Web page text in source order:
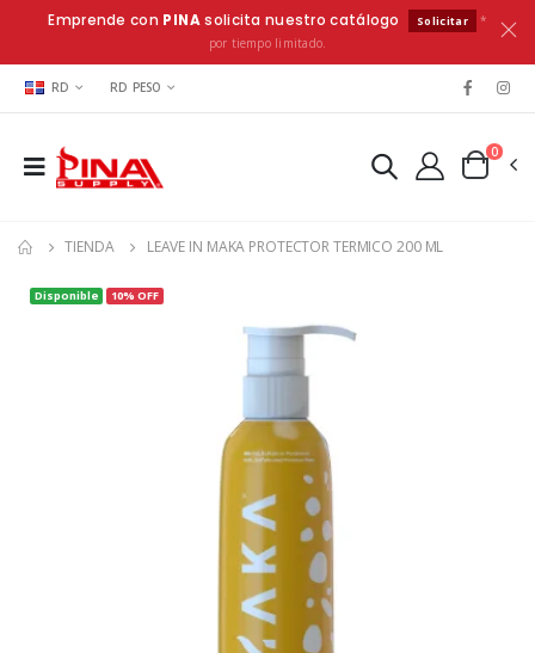
Emprende con PINAsolicita nuestro catálogo Solicitar
*
por tiempo limitado.
RD RD PESO
0
TIENDA LEAVE IN MAKA PROTECTOR TERMICO 200 ML
Disponible 10% OFF